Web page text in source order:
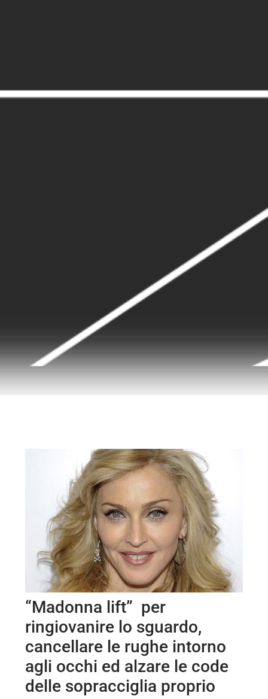
“Madonna lift” per
ringiovanire lo sguardo,
cancellare le rughe intorno
agli occhi ed alzare le code
delle sopracciglia proprio